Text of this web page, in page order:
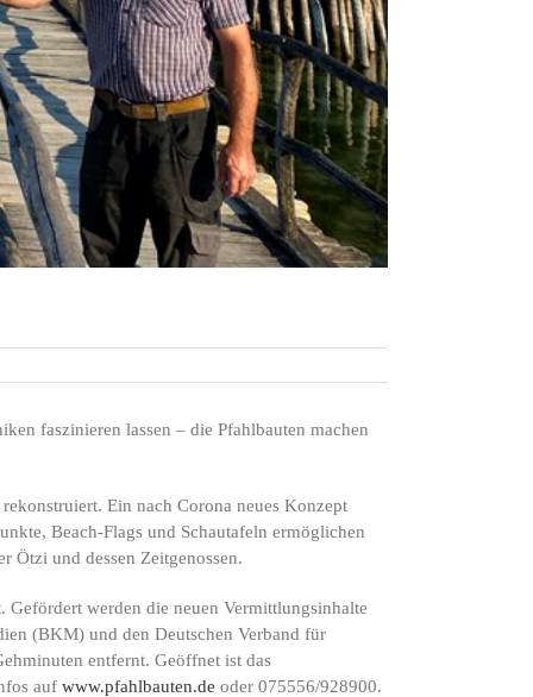
faszinieren lassen – die Pfahlbauten machen
Ein nach Corona neues Konzept
Beach-Flags und Schautafeln ermöglichen
Ötzi und dessen Zeitgenossen.
werden die neuen Vermittlungsinhalte
(BKM) und den Deutschen Verband für
entfernt. Geöffnet ist das
auf www.pfahlbauten.de oder 075556/928900.